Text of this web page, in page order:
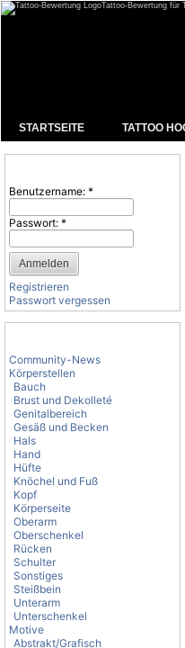
Tattoo-Bewertung für
STARTSEITE TATTOO
Benutzername: *
Passwort: *
Registrieren
Passwort vergessen
Community-News
Körperstellen
Bauch
Brust und Dekolleté
Genitalbereich
Gesäß und Becken
Hals
Hand
Hüfte
Knöchel und Fuß
Kopf
Körperseite
Oberarm
Oberschenkel
Rücken
Schulter
Sonstiges
Steißbein
Unterarm
Unterschenkel
Motive
Abstrakt/Grafisch